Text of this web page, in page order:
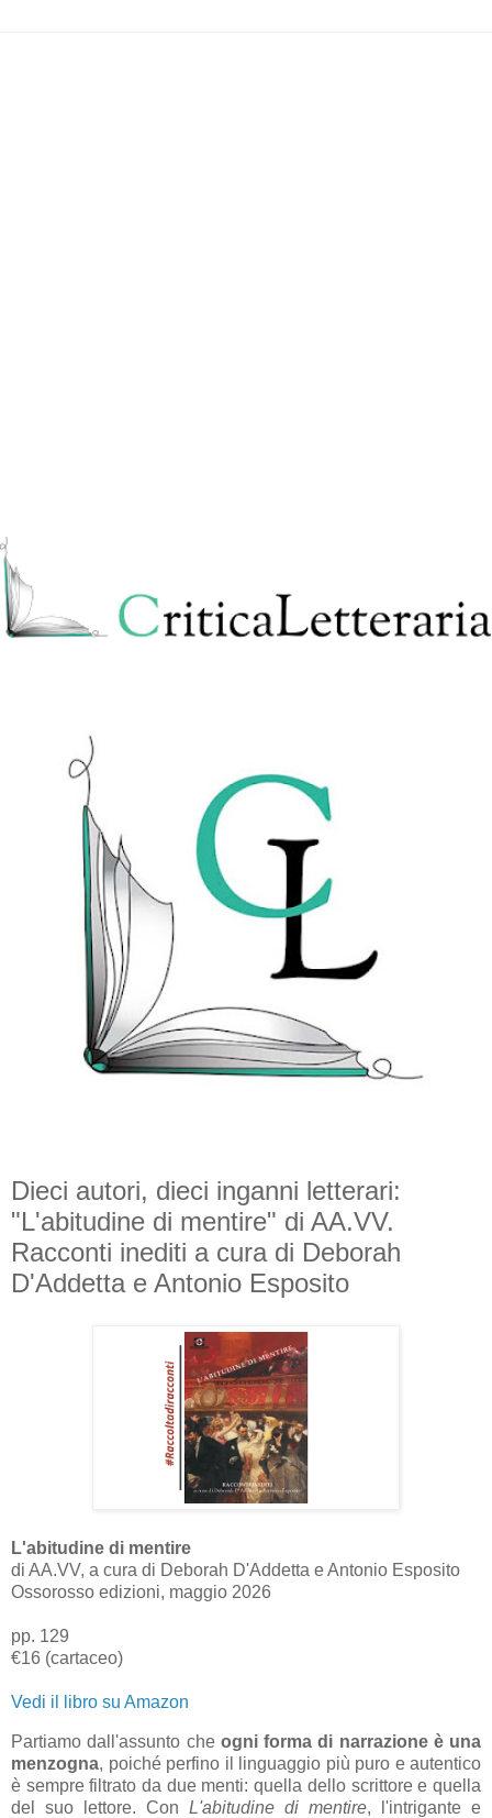
Dieci autori, dieci inganni letterari:
"L'abitudine di mentire" di AA.VV.
Racconti inediti a cura di Deborah
D'Addetta e Antonio Esposito
L'abitudine di mentire
di AA.VV, a cura di Deborah D'Addetta e Antonio Esposito
Ossorosso edizioni, maggio 2026
pp. 129
€16 (cartaceo)
Vedi il libro su Amazon
Partiamo dall'assunto che ogni forma di narrazione è una
menzogna, poiché perfino il linguaggio più puro e autentico
è sempre filtrato da due menti: quella dello scrittore e quella
del suo lettore. Con L'abitudine di mentire, l'intrigante e